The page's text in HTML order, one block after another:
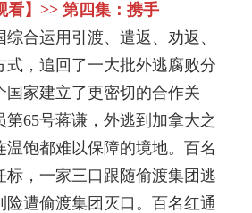
看】>> 第四集：携手
运用引渡、遣返、劝返、
式，追回了一大批外逃腐败分
国家建立了更密切的合作关
第65号蒋谦，外逃到加拿大之
温饱都难以保障的境地。百名
标，一家三口跟随偷渡集团逃
险遭偷渡集团灭口。百名红通